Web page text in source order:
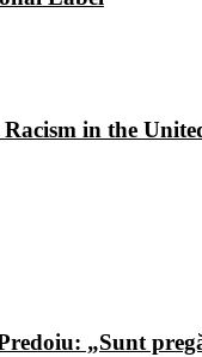
in the
„Sunt